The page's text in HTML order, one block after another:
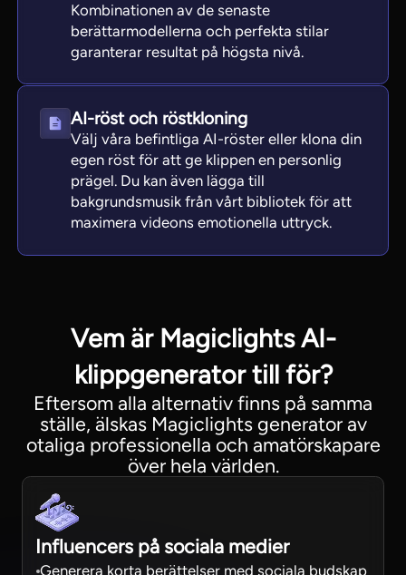
Kombinationen av de senaste
berättarmodellerna och perfekta stilar
garanterar resultat på högsta nivå.
AI-röst och röstkloning
Välj våra befintliga AI-röster eller klona din
egen röst för att ge klippen en personlig
prägel. Du kan även lägga till
bakgrundsmusik från vårt bibliotek för att
maximera videons emotionella uttryck.
Vem är Magiclights AI-
klippgenerator till för?
Eftersom alla alternativ finns på samma
ställe, älskas Magiclights generator av
otaliga professionella och amatörskapare
över hela världen.
Influencers på sociala medier
Generera korta berättelser med sociala budskap